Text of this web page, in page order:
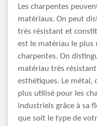
Les charpentes
matériaux. On peut
très résistant et
est le matériau le plus
charpentes. On
matériau très
esthétiques. Le métal,
plus utilisé pour les
industriels grâce à sa
que soit le type de